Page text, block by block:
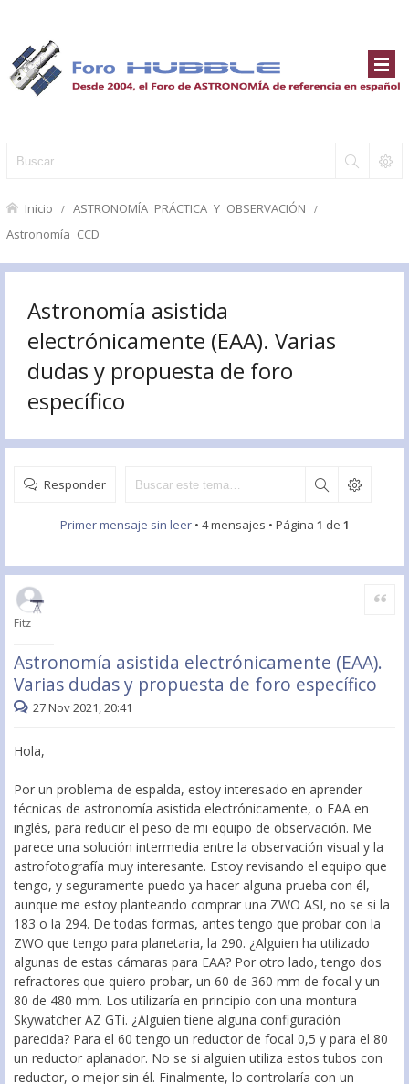
Inicio ASTRONOMÍA PRÁCTICA Y OBSERVACIÓN
Astronomía CCD
Astronomía asistida
electrónicamente (EAA). Varias
dudas y propuesta de foro
específico
Responder
Primer mensaje sin leer• 4 mensajes • Página 1 de 1
Fitz
Astronomía asistida electrónicamente (EAA).
Varias dudas y propuesta de foro específico
Citar
27 Nov 2021, 20:41
Hola,
Por un problema de espalda, estoy interesado en aprender
técnicas de astronomía asistida electrónicamente, o EAA en
inglés, para reducir el peso de mi equipo de observación. Me
parece una solución intermedia entre la observación visual y la
astrofotografía muy interesante. Estoy revisando el equipo que
tengo, y seguramente puedo ya hacer alguna prueba con él,
aunque me estoy planteando comprar una ZWO ASI, no se si la
183 o la 294. De todas formas, antes tengo que probar con la
ZWO que tengo para planetaria, la 290. ¿Alguien ha utilizado
algunas de estas cámaras para EAA? Por otro lado, tengo dos
refractores que quiero probar, un 60 de 360 mm de focal y un
80 de 480 mm. Los utilizaría en principio con una montura
Skywatcher AZ GTi. ¿Alguien tiene alguna configuración
parecida? Para el 60 tengo un reductor de focal 0,5 y para el 80
un reductor aplanador. No se si alguien utiliza estos tubos con
reductor, o mejor sin él. Finalmente, lo controlaría con un